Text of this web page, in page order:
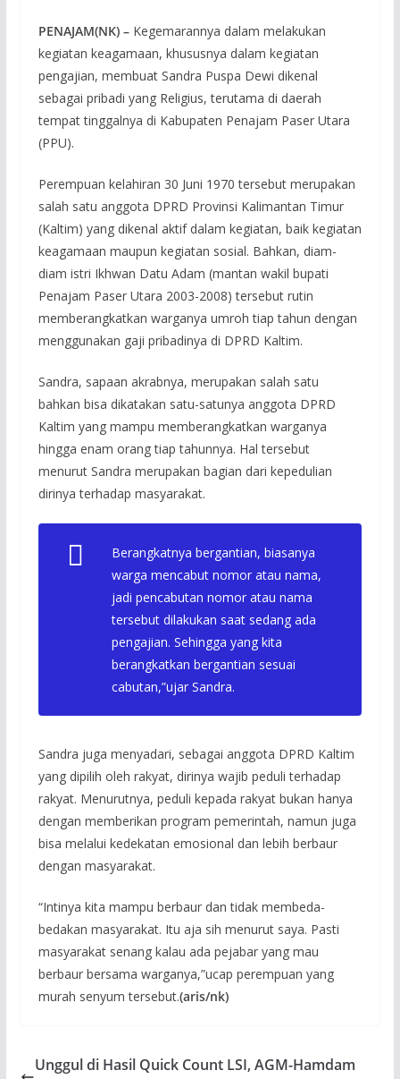
PENAJAM(NK) –Kegemarannya dalam melakukan
kegiatan keagamaan, khususnya dalam kegiatan
pengajian, membuat Sandra Puspa Dewi dikenal
sebagai pribadi yang Religius, terutama di daerah
tempat tinggalnya di Kabupaten Penajam Paser Utara
(PPU).
Perempuan kelahiran 30 Juni 1970 tersebut merupakan
salah satu anggota DPRD Provinsi Kalimantan Timur
(Kaltim) yang dikenal aktif dalam kegiatan, baik kegiatan
keagamaan maupun kegiatan sosial. Bahkan, diam-
diam istri Ikhwan Datu Adam (mantan wakil bupati
Penajam Paser Utara 2003-2008) tersebut rutin
memberangkatkan warganya umroh tiap tahun dengan
menggunakan gaji pribadinya di DPRD Kaltim.
Sandra, sapaan akrabnya, merupakan salah satu
bahkan bisa dikatakan satu-satunya anggota DPRD
Kaltim yang mampu memberangkatkan warganya
hingga enam orang tiap tahunnya. Hal tersebut
menurut Sandra merupakan bagian dari kepedulian
dirinya terhadap masyarakat.
Berangkatnya bergantian, biasanya
warga mencabut nomor atau nama,
jadi pencabutan nomor atau nama
tersebut dilakukan saat sedang ada
pengajian. Sehingga yang kita
berangkatkan bergantian sesuai
cabutan,”ujar Sandra.
Sandra juga menyadari, sebagai anggota DPRD Kaltim
yang dipilih oleh rakyat, dirinya wajib peduli terhadap
rakyat. Menurutnya, peduli kepada rakyat bukan hanya
dengan memberikan program pemerintah, namun juga
bisa melalui kedekatan emosional dan lebih berbaur
dengan masyarakat.
“Intinya kita mampu berbaur dan tidak membeda-
bedakan masyarakat. Itu aja sih menurut saya. Pasti
masyarakat senang kalau ada pejabar yang mau
berbaur bersama warganya,”ucap perempuan yang
murah senyum tersebut.(aris/nk)
Unggul di Hasil Quick Count LSI, AGM-Hamdam